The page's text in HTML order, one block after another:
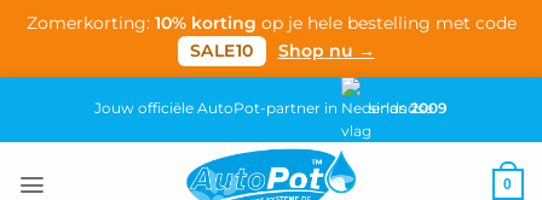
Zomerkorting: 10% korting op je hele bestelling met code
SALE10
Shop nu →
inhoud
Jouw officiële AutoPot-partner in sinds2009
0